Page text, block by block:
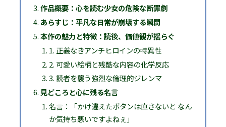
作品概要：心を読む少女の危険な断罪劇
あらすじ：平凡な日常が崩壊する瞬間
本作の魅力と特徴：読後、価値観が揺らぐ
1. 正義なきアンチヒロインの特異性
2. 可愛い絵柄と残酷な内容の化学反応
3. 読者を襲う強烈な倫理的ジレンマ
見どころと心に残る名言
名言：「かけ違えたボタンは直さないと なん
か気持ち悪いですよねぇ」